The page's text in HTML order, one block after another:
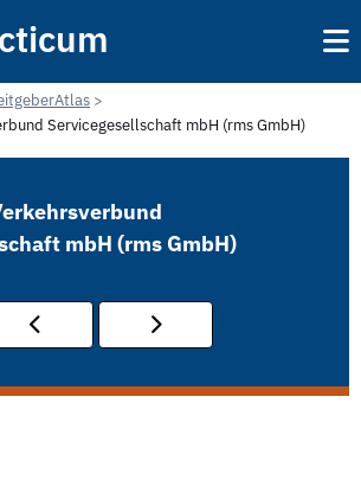
Servicegesellschaft mbH (rms GmbH)
mbH (rms GmbH)